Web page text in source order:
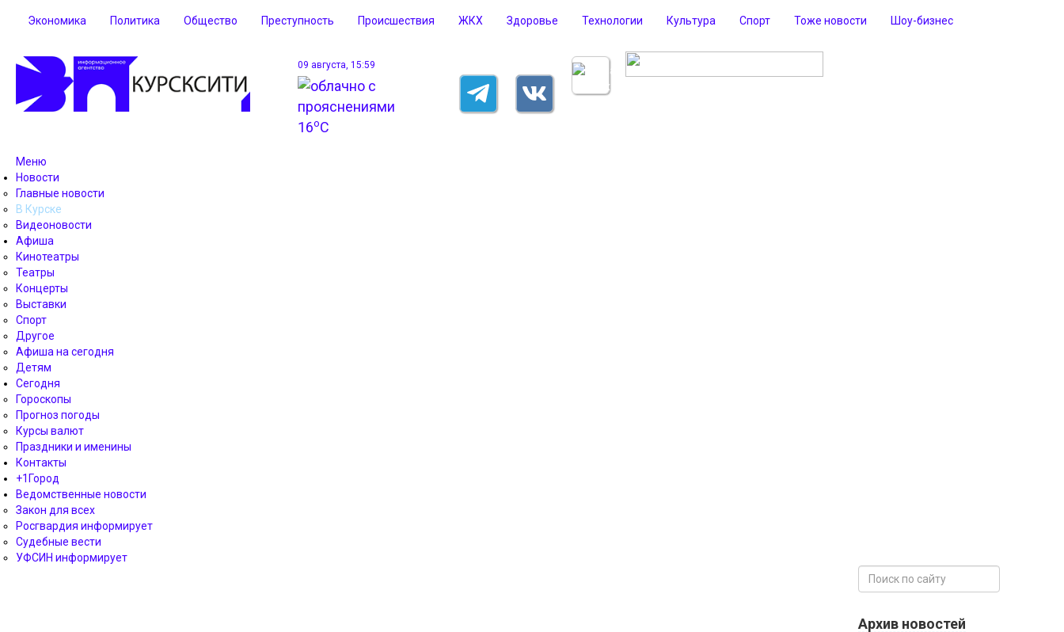
Экономика Политика Общество Преступность Происшествия ЖКХ Здоровье Технологии Культура Спорт Тоже новости Шоу-бизнес
09 августа, 15:59
16oC
Меню
Новости
Главные новости
В Курске
Видеоновости
Афиша
Кинотеатры
Театры
Концерты
Выставки
Спорт
Другое
Афиша на сегодня
Детям
Сегодня
Гороскопы
Прогноз погоды
Курсы валют
Праздники и именины
Контакты
+1Город
Ведомственные новости
Закон для всех
Росгвардия информирует
Судебные вести
УФСИН информирует
Архив новостей